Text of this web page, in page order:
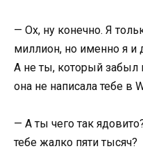
— Ох, ну конечно. Я
миллион, но именно я и
А не ты, который забыл
она не написала тебе в
— А ты чего так
тебе жалко пяти тысяч?